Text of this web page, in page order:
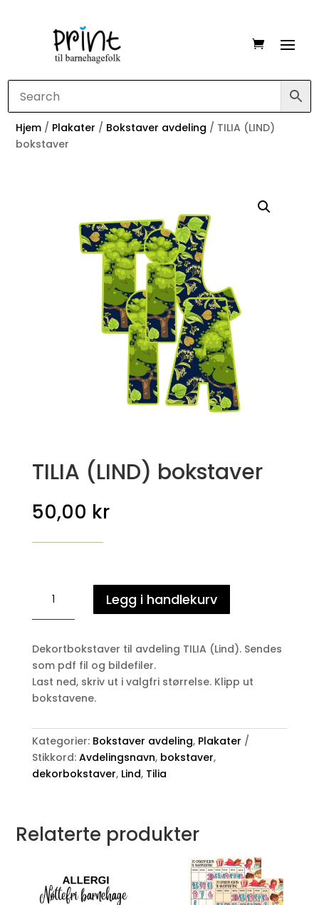
Hjem / Plakater / Bokstaver avdeling / TILIA (LIND)
bokstaver
TILIA (LIND) bokstaver
50,00 kr
(LIND)
bokstaver
Legg i handlekurv
Dekortbokstaver til avdeling TILIA (Lind). Sendes
som pdf fil og bildefiler.
Last ned, skriv ut i valgfri størrelse. Klipp ut
bokstavene.
Kategorier: Bokstaver avdeling, Plakater
Stikkord: Avdelingsnavn, bokstaver,
dekorbokstaver, Lind, Tilia
Relaterte produkter